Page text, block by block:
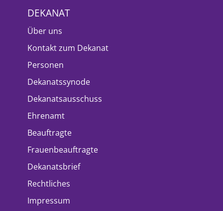
DEKANAT
Über uns
Kontakt zum Dekanat
Personen
Dekanatssynode
Dekanatsausschuss
Ehrenamt
Beauftragte
Frauenbeauftragte
Dekanatsbrief
Rechtliches
Impressum